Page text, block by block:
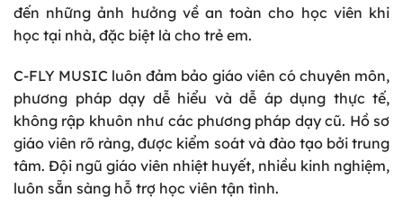
đến những ảnh hưởng về an toàn cho học viên khi
học tại nhà, đặc biệt là cho trẻ em.
C-FLY MUSIC luôn đảm bảo giáo viên có chuyên môn,
phương pháp dạy dễ hiểu và dễ áp dụng thực tế,
không rập khuôn như các phương pháp dạy cũ. Hồ sơ
giáo viên rõ ràng, được kiểm soát và đào tạo bởi trung
tâm. Đội ngũ giáo viên nhiệt huyết, nhiều kinh nghiệm,
luôn sẵn sàng hỗ trợ học viên tận tình.